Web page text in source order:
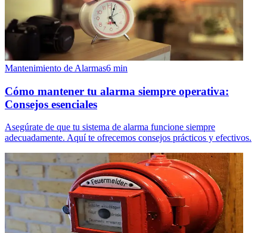
Mantenimiento de Alarmas6 min
Cómo mantener tu alarma siempre operativa:
Consejos esenciales
Asegúrate de que tu sistema de alarma funcione siempre
adecuadamente. Aquí te ofrecemos consejos prácticos y efectivos.